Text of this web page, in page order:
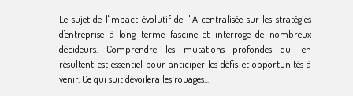
Le sujet de l'impact évolutif de l'IA centralisée sur les stratégies
d'entreprise à long terme fascine et interroge de nombreux
décideurs. Comprendre les mutations profondes qui en
résultent est essentiel pour anticiper les défis et opportunités à
venir. Ce qui suit dévoilera les rouages...